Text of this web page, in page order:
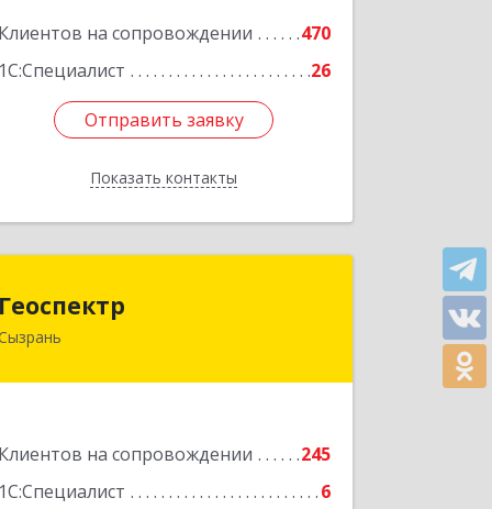
Клиентов на сопровождении
470
1С:Специалист
26
Отправить заявку
Показать контакты
Отправить заявку
Назад
Геоспектр
Клиентов на сопровождении
245
1С:Специалист
6
446001, Самарская обл, Сызрань г,